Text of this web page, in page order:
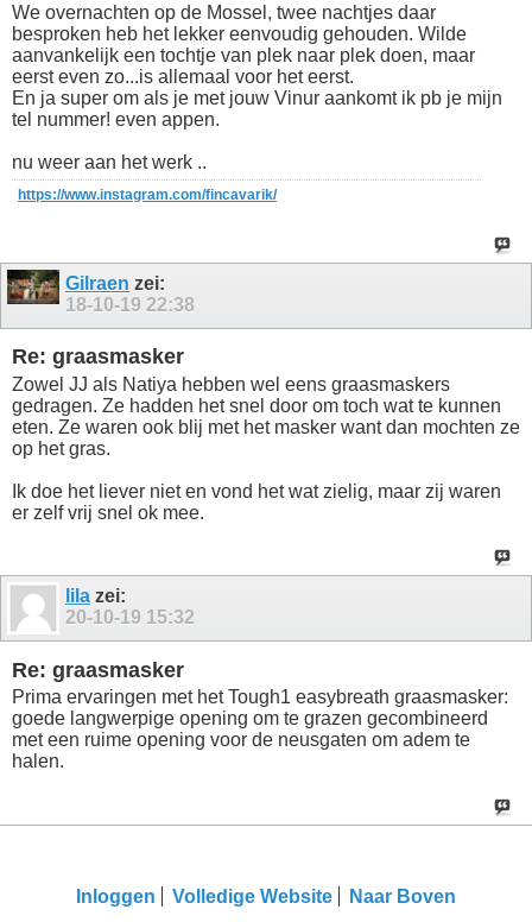
We overnachten op de Mossel, twee nachtjes daar
besproken heb het lekker eenvoudig gehouden. Wilde
aanvankelijk een tochtje van plek naar plek doen, maar
eerst even zo...is allemaal voor het eerst.
En ja super om als je met jouw Vinur aankomt ik pb je mijn
tel nummer! even appen.
nu weer aan het werk ..
https://www.instagram.com/fincavarik/
Gilraen zei:
18-10-19 22:38
Re: graasmasker
Zowel JJ als Natiya hebben wel eens graasmaskers
gedragen. Ze hadden het snel door om toch wat te kunnen
eten. Ze waren ook blij met het masker want dan mochten ze
op het gras.
Ik doe het liever niet en vond het wat zielig, maar zij waren
er zelf vrij snel ok mee.
lila zei:
20-10-19 15:32
Re: graasmasker
Prima ervaringen met het Tough1 easybreath graasmasker:
goede langwerpige opening om te grazen gecombineerd
met een ruime opening voor de neusgaten om adem te
halen.
Inloggen Volledige Website Naar Boven